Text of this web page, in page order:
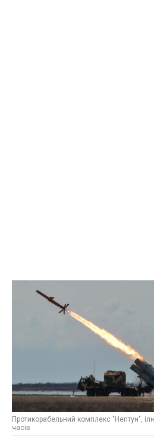
Протикорабельний комплекс "Нептун",
часів